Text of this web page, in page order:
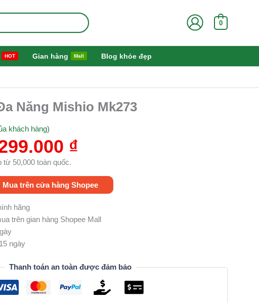
0
HOT Gian hàng Mall Blog khỏe đẹp
Năng Mishio Mk273
khách hàng)
₫.
₫
Giá
hiện
là:
299.000 ₫.
từ 50,000 toàn quốc.
Mua trên cửa hàng Shopee
hãng
trên gian hàng Shopee Mall
ngày
Thanh toán an toàn được đảm bảo